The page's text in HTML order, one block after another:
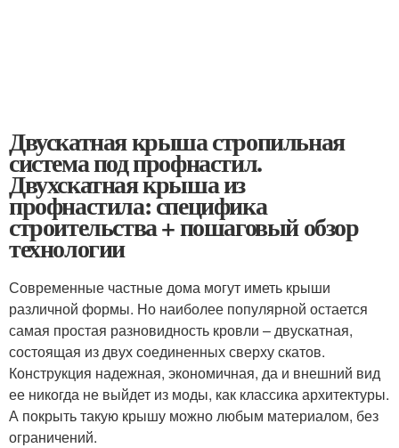
Двускатная крыша стропильная
система под профнастил.
Двухскатная крыша из
профнастила: специфика
строительства + пошаговый обзор
технологии
Современные частные дома могут иметь крыши
различной формы. Но наиболее популярной остается
самая простая разновидность кровли – двускатная,
состоящая из двух соединенных сверху скатов.
Конструкция надежная, экономичная, да и внешний вид
ее никогда не выйдет из моды, как классика архитектуры.
А покрыть такую крышу можно любым материалом, без
ограничений.